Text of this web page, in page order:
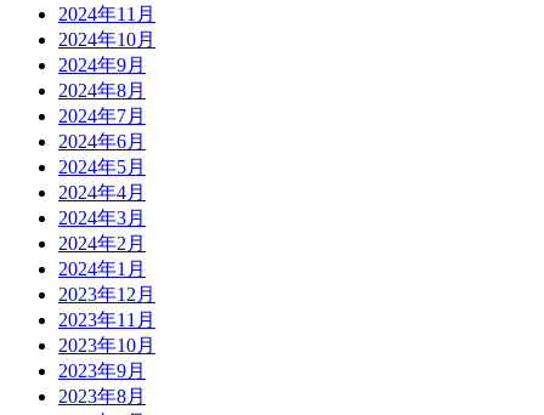
2024年11月
2024年10月
2024年9月
2024年8月
2024年7月
2024年6月
2024年5月
2024年4月
2024年3月
2024年2月
2024年1月
2023年12月
2023年11月
2023年10月
2023年9月
2023年8月